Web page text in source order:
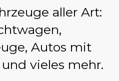
aller Art:
Autos mit
vieles mehr.